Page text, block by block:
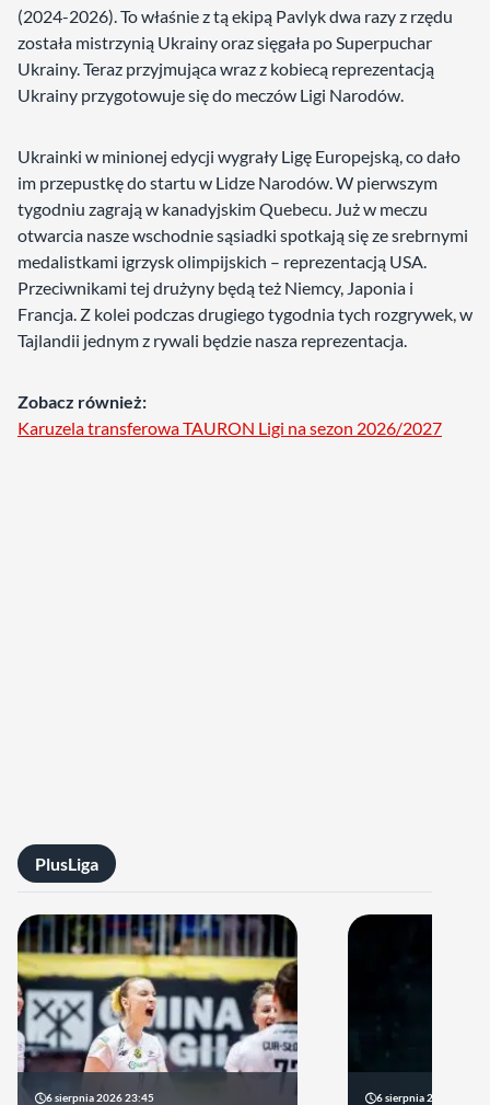
(2024-2026). To właśnie z tą ekipą Pavlyk dwa razy z rzędu
została mistrzynią Ukrainy oraz sięgała po Superpuchar
Ukrainy. Teraz przyjmująca wraz z kobiecą reprezentacją
Ukrainy przygotowuje się do meczów Ligi Narodów.
Ukrainki w minionej edycji wygrały Ligę Europejską, co dało
im przepustkę do startu w Lidze Narodów. W pierwszym
tygodniu zagrają w kanadyjskim Quebecu. Już w meczu
otwarcia nasze wschodnie sąsiadki spotkają się ze srebrnymi
medalistkami igrzysk olimpijskich – reprezentacją USA.
Przeciwnikami tej drużyny będą też Niemcy, Japonia i
Francja. Z kolei podczas drugiego tygodnia tych rozgrywek, w
Tajlandii jednym z rywali będzie nasza reprezentacja.
Zobacz również:
Karuzela transferowa TAURON Ligi na sezon 2026/2027
PlusLiga
6 sierpnia 2026 23:45 6 sierpnia 2026 17:40